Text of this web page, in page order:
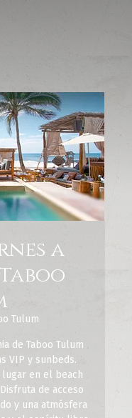
a
Tulum
de Taboo Tulum
VIP y sunbeds.
lugar en el beach
de acceso
y una atmósfera